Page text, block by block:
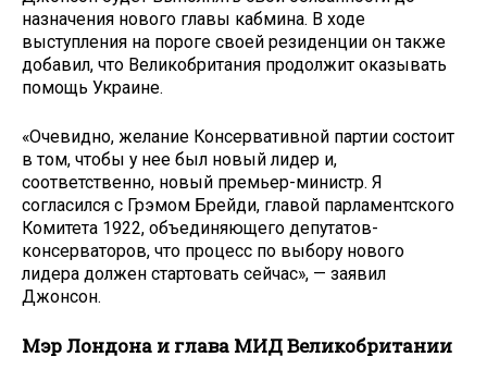
назначения нового главы кабмина. В ходе
выступления на пороге своей резиденции он также
добавил, что Великобритания продолжит оказывать
помощь Украине.
«Очевидно, желание Консервативной партии состоит
в том, чтобы у нее был новый лидер и,
соответственно, новый премьер-министр. Я
согласился с Грэмом Брейди, главой парламентского
Комитета 1922, объединяющего депутатов-
консерваторов, что процесс по выбору нового
лидера должен стартовать сейчас», — заявил
Джонсон.
Мэр Лондона и глава МИД Великобритании